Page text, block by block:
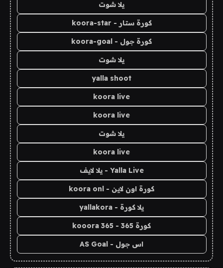
يلا شوت
كورة ستار - koora-star
كورة جول - koora-goal
يلا شوت
yalla shoot
koora live
koora live
يلا شوت
koora live
Yalla Live - يلا لايف
كورة اون لاين - koora onl
يلا كورة - yallakora
كورة 365 - kooora 365
اس جول - AS Goal